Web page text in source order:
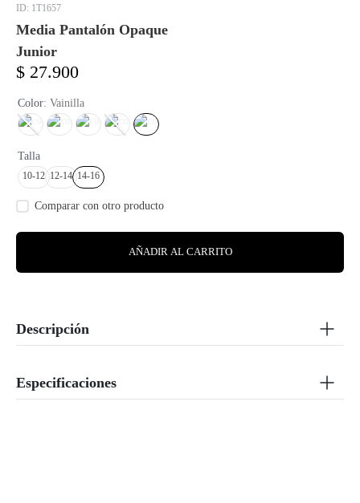
: 1T1657
Media Pantalón Opaque
Junior
$ 27.900
Color: Vainilla
Talla
10-12 12-14 14-16
AÑADIR AL CARRITO
Descripción
Especificaciones